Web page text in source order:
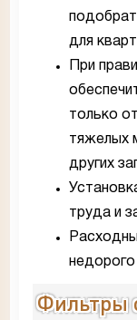
для
При
только
тяжелых
других
труда и
недорого
Фильтры